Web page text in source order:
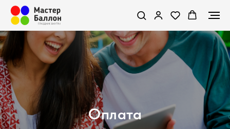
Оплата